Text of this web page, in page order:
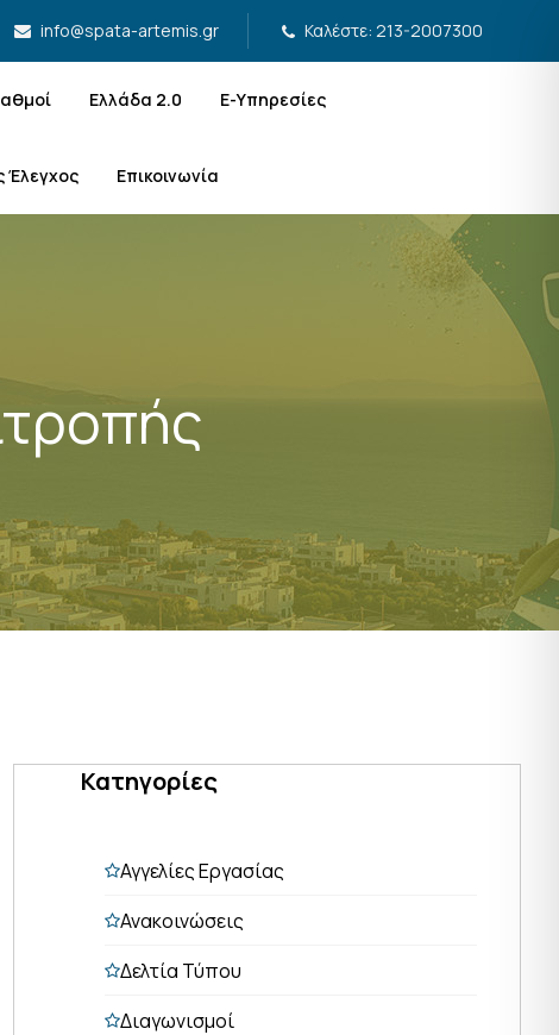
info@spata-artemis.gr Καλέστε: 213-2007300
Ελλάδα 2.0 Ε-Υπηρεσίες
Έλεγχος Επικοινωνία
Κατηγορίες
Αγγελίες Εργασίας
Ανακοινώσεις
Δελτία Τύπου
Διαγωνισμοί